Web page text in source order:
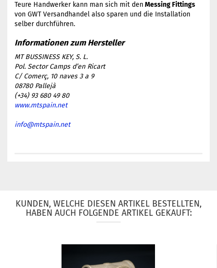
​Teure Handwerker kann man sich mit den Messing Fittings
von GWT Versandhandel also sparen und die Installation
selber durchführen.
MT BUSSINESS KEY, S. L.
Pol. Sector Camps d’en Ricart
C/ Comerç, 10 naves 3 a 9
08780 Pallejà
(+34) 93 680 49 80
www.mtspain.net
info@mtspain.net
KUNDEN, WELCHE DIESEN ARTIKEL BESTELLTEN,
HABEN AUCH FOLGENDE ARTIKEL GEKAUFT: